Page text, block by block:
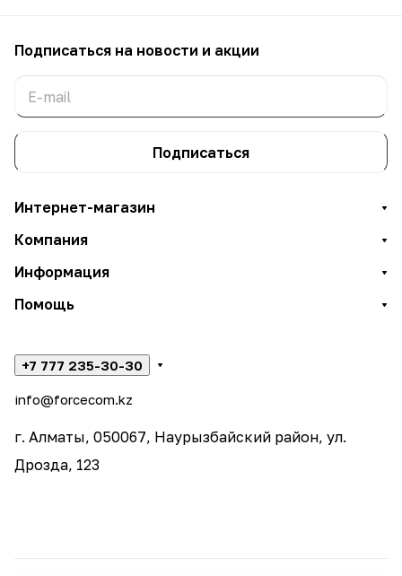
Подписаться на новости и акции
Подписаться
Интернет-магазин
Компания
Информация
Помощь
+7 777 235-30-30
info@forcecom.kz
г. Алматы, 050067, Наурызбайский район, ул.
Дрозда, 123